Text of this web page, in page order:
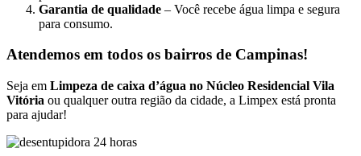
Garantia de qualidade – Você recebe água limpa e segura
para consumo.
Atendemos em todos os bairros de Campinas!
Seja em Limpeza de caixa d’água no Núcleo Residencial Vila
Vitória ou qualquer outra região da cidade, a Limpex está pronta
para ajudar!